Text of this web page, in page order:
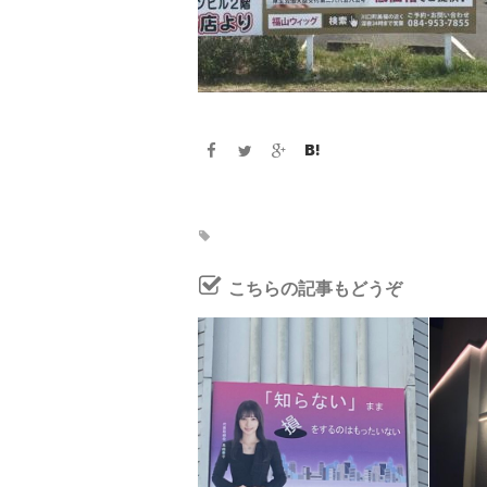
こちらの記事もどうぞ